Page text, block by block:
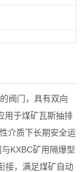
阀门，具有双向
用于煤矿瓦斯抽排
介质下长期安全运
KXBC矿用隔爆型
接，满足煤矿自动